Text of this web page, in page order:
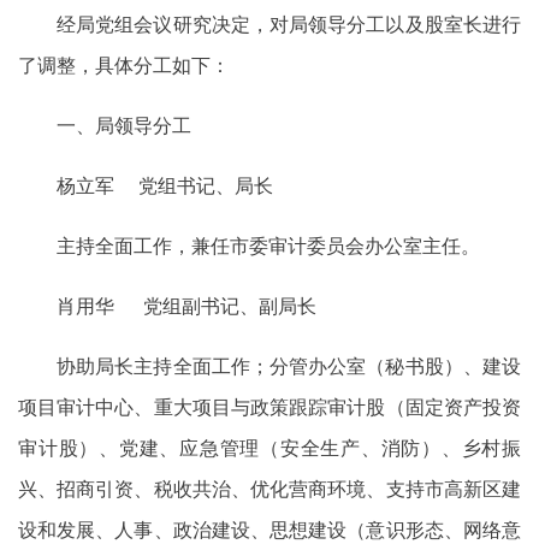
经局党组会议研究决定，对局领导分工以及股室长进行
了调整，具体分工如下：
一、局领导分工
杨立军 党组书记、局长
主持全面工作，兼任市委审计委员会办公室主任。
肖用华 党组副书记、副局长
协助局长主持全面工作；分管办公室（秘书股）、建设
项目审计中心、重大项目与政策跟踪审计股（固定资产投资
审计股）、党建、应急管理（安全生产、消防）、乡村振
兴、招商引资、税收共治、优化营商环境、支持市高新区建
设和发展、人事、政治建设、思想建设（意识形态、网络意